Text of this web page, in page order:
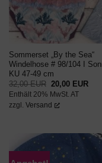
Sommerset „By the Sea“
Windelhose # 98/104 I
KU 47-49 cm
32,00EUR Ursprünglicher
Preis
war:
32,00 EUR
20,00 EUR
Enthält 20% MwSt. AT
zzgl. Versand